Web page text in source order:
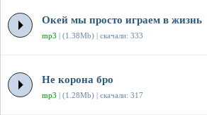
Окей мы просто играем в жизнь
mp3 | (1.38Mb) | скачали: 333
Не корона бро
mp3 | (1.28Mb) | скачали: 317